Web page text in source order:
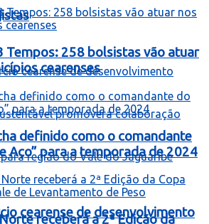
cearense de desenvolvimento
Tempos: 258 bolsistas vão atuar
cearenses
definido como o comandante
Aço” para a temporada de 2024
receberá a 2ª Edição da